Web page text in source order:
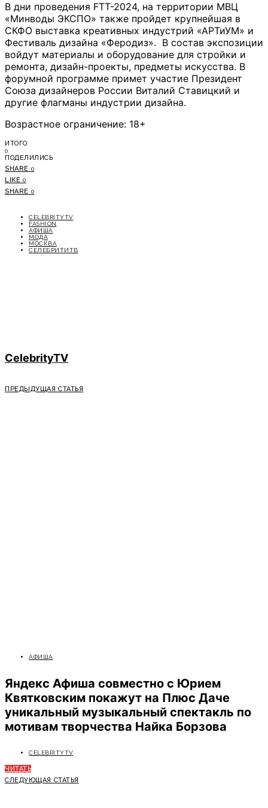
В дни проведения FTT-2024, на территории МВЦ
«Минводы ЭКСПО» также пройдет крупнейшая в
СКФО выставка креативных индустрий «АРТиУМ» и
Фестиваль дизайна «Феродиз». В состав экспозиции
войдут материалы и оборудование для стройки и
ремонта, дизайн-проекты, предметы искусства. В
форумной программе примет участие Президент
Союза дизайнеров России Виталий Ставицкий и
другие флагманы индустрии дизайна.
Возрастное ограничение: 18+
ИТОГО
0
ПОДЕЛИЛИСЬ
SHARE 0
LIKE 0
SHARE 0
CELEBRITYTV
FASHION
АФИША
МОДА
МОСКВА
СЕЛЕБРИТИТВ
CelebrityTV
ПРЕДЫДУЩАЯ СТАТЬЯ
АФИША
Яндекс Афиша совместно с Юрием
Квятковским покажут на Плюс Даче
уникальный музыкальный спектакль по
мотивам творчества Найка Борзова
CELEBRITYTV
ЧИТАТЬ
СЛЕДУЮЩАЯ СТАТЬЯ